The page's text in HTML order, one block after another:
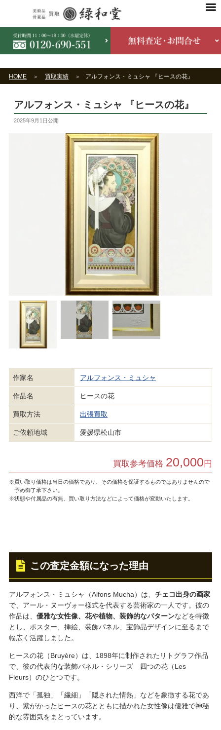
HOME 買取実績 アルフォンス・ミュシャ 『ヒースの花』
アルフォンス・ミュシャ 『ヒースの花』
2025年9月1日公開
作家名 アルフォンス・ミュシャ
作品名 ヒースの花
買取方法 出張買取
ご依頼地域 愛媛県松山市
買取参考価格 20,000 円
※買い取り価格は当日の価格であり、その価格を保証するものではありませんので
予め御了承下さい。
※状態や付属品の有無、買い取り方法などによって価格が変動いたします。
この査定金額になった理由
アルフォンス・ミュシャ（Alfons Mucha）は、 チェコ出身の画家
で、アール・ヌーヴォー様式を代表する芸術家の一人です。彼の
作品は、 優雅な女性像、花や植物、装飾的なパターンなどを特徴
とし、ポスター、挿絵、装飾パネル、宝飾品デザインに至るまで
幅広く活躍しました。
ヒースの花（Bruyère）は、1898年に制作されたリトグラフ作品
で、彼の代表的な装飾パネル・シリーズ 四つの花（Les
Fleurs）のひとつです。
西洋で「孤独」「繊細」「隠された情熱」などを象徴する花であ
り、紫がかったヒースの花とともに描かれた女性像は優雅で神秘
的な雰囲気をまとっています。